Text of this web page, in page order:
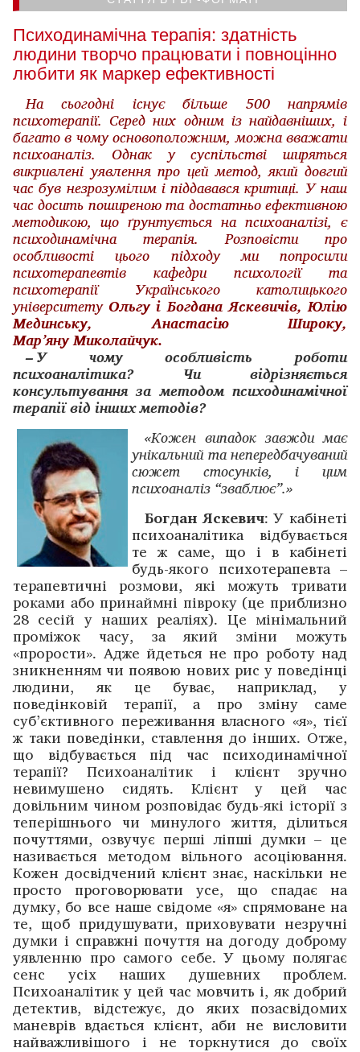
Психодинамічна терапія: здатність
людини творчо працювати і повноцінно
любити як маркер ефективності
На сьогодні існує більше 500 напрямів
психотерапії. Серед них одним із найдавніших, і
багато в чому основоположним, можна вважати
психоаналіз. Однак у суспільстві ширяться
викривлені уявлення про цей метод, який довгий
час був незрозумілим і піддавався критиці. У наш
час досить поширеною та достатньо ефективною
методикою, що ґрунтується на психоаналізі, є
психодинамічна терапія. Розповісти про
особливості цього підходу ми попросили
психотерапевтів кафедри психології та
психотерапії Українського католицького
університетуОльгу і Богдана Яскевичів, Юлію
Мединську, Анастасію Широку,
Мар’яну Миколайчук.
– У чому особливість роботи
психоаналітика? Чи відрізняється
консультування за методом психодинамічної
терапії від інших методів?
«Кожен випадок завжди має
унікальний та непередбачуваний
сюжет стосунків, і цим
психоаналіз “зваблює”.»
Богдан Яскевич: У кабінеті
психоаналітика відбувається
те ж саме, що і в кабінеті
будь-якого психотерапевта –
терапевтичні розмови, які можуть тривати
роками або принаймні півроку (це приблизно
28 сесій у наших реаліях). Це мінімальний
проміжок часу, за який зміни можуть
«прорости». Адже йдеться не про роботу над
зникненням чи появою нових рис у поведінці
людини, як це буває, наприклад, у
поведінковій терапії, а про зміну саме
суб’єктивного переживання власного «я», тієї
ж таки поведінки, ставлення до інших. Отже,
що відбувається під час психодинамічної
терапії? Психоаналітик і клієнт зручно
невимушено сидять. Клієнт у цей час
довільним чином розповідає будь-які історії з
теперішнього чи минулого життя, ділиться
почуттями, озвучує перші ліпші думки – це
називається методом вільного асоціювання.
Кожен досвідчений клієнт знає, наскільки не
просто проговорювати усе, що спадає на
думку, бо все наше свідоме «я» спрямоване на
те, щоб придушувати, приховувати незручні
думки і справжні почуття на догоду доброму
уявленню про самого себе. У цьому полягає
сенс усіх наших душевних проблем.
Психоаналітик у цей час мовчить і, як добрий
детектив, відстежує, до яких позасвідомих
маневрів вдається клієнт, аби не висловити
найважливішого і не торкнутися до своїх